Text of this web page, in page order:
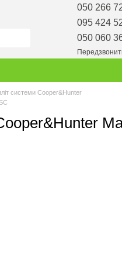
050 266
095 424
050 060
системи Cooper&Hunter